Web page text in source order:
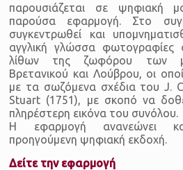
παρουσιάζεται σε ψηφιακή
παρούσα εφαρμογή. Στο
συγκεντρωθεί και
αγγλική γλώσσα
λίθων της ζωφόρου των
Βρετανικού και Λούβρου, οι
με τα σωζόμενα σχέδια του J.
Stuart (1751), με σκοπό να
πληρέστερη εικόνα του συνόλου.
Η εφαρμογή ανανεώνει
προηγούμενη ψηφιακή εκδοχή.
Δείτε την εφαρμογή